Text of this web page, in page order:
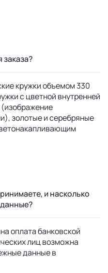
кружки объемом 330
с цветной внутренней
золотые и серебряные
и насколько
оплата банковской
лиц возможна
данные в